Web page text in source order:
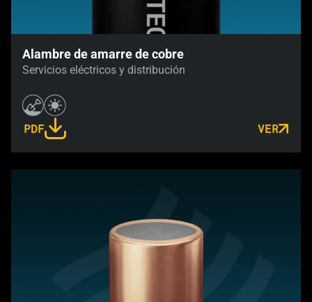
Alambre de amarre de cobre
Servicios eléctricos y distribución
LINK OPENS IN A NEW TAB
PDF VER